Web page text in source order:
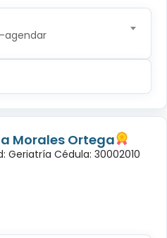
agendar
Morales Ortega
Geriatría Cédula: 30002010